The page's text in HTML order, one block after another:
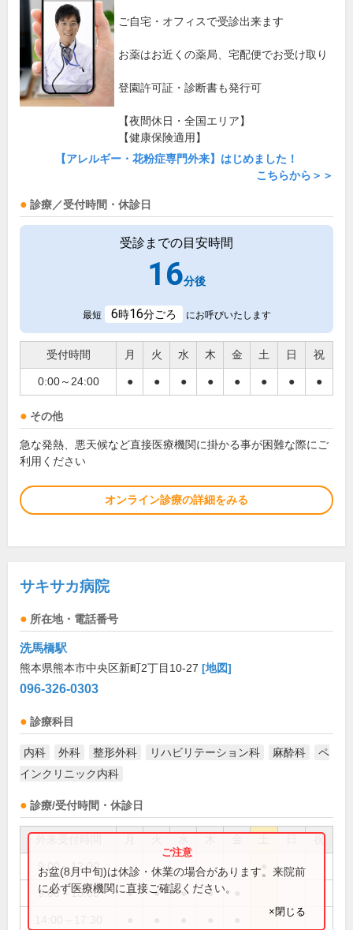
ご自宅・オフィスで受診出来ます
お薬はお近くの薬局、宅配便でお受け取り
登園許可証・診断書も発行可
【夜間休日・全国エリア】
【健康保険適用】
【アレルギー・花粉症専門外来】はじめました！
こちらから＞＞
診療／受付時間・休診日
受診までの目安時間
16分後
最短 6時16分ごろ にお呼びいたします
受付時間 月 火 水 木 金 土 日 祝
0:00～24:00 ● ● ● ● ● ● ● ●
その他
急な発熱、悪天候など直接医療機関に掛かる事が困難な際にご
利用ください
オンライン診療の詳細をみる
サキサカ病院
所在地・電話番号
洗馬橋駅
熊本県熊本市中央区新町2丁目10-27 [地図]
096-326-0303
診療科目
内科 外科 整形外科 リハビリテーション科 麻酔科
ペ
インクリニック内科
診療/受付時間・休診日
祝
9:00～12:00
9:00～13:00 ● ● ● ●
お盆(8月中旬)は休診・休業の場合があります。来院前
に必ず医療機関に直接ご確認ください。
×閉じる